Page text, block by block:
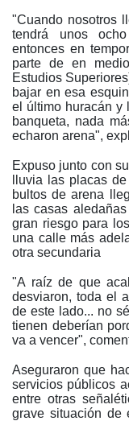
"Cuando nosotros
tendrá unos
entonces en
parte de en
Estudios
bajar en esa
el último huracán y
banqueta, nada
echaron arena",
Expuso junto con
lluvia las placas
bultos de arena
las casas
gran riesgo para
una calle más
otra secundaria
"A raíz de que
desviaron, toda el
de este lado... no
tienen deberían
va a vencer",
Aseguraron que
servicios públicos
entre otras
grave situación de